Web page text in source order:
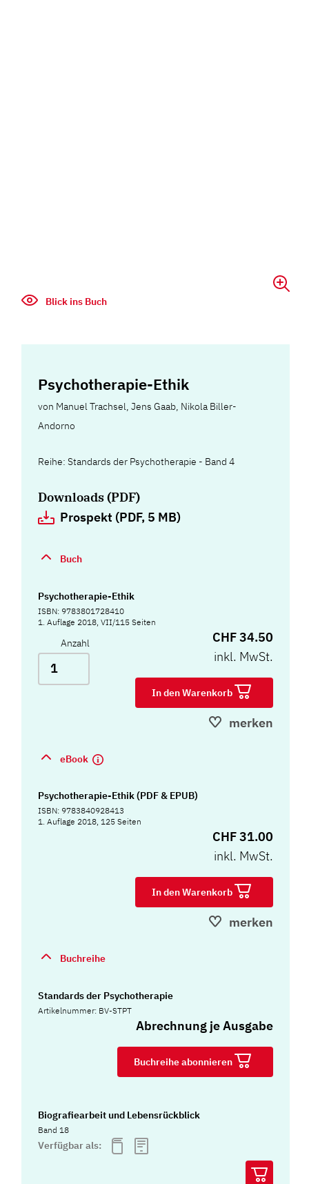
Blick ins Buch
Psychotherapie-Ethik
von Manuel Trachsel,Jens Gaab, Nikola Biller-
Andorno
Reihe: Standards der Psychotherapie - Band 4
Downloads (PDF)
Prospekt (PDF, 5 MB)
Buch
Psychotherapie-Ethik
ISBN: 9783801728410
1. Auflage 2018, VII/115 Seiten
Anzahl
CHF 34.50
inkl. MwSt.
In den Warenkorb
merken
eBook
Psychotherapie-Ethik (PDF & EPUB)
ISBN: 9783840928413
1. Auflage 2018, 125 Seiten
CHF 31.00
inkl. MwSt.
In den Warenkorb
merken
Buchreihe
Standards der Psychotherapie
Artikelnummer: BV-STPT
Abrechnung je Ausgabe
Buchreihe abonnieren
Biografiearbeit und Lebensrückblick
Band 18
Verfügbar als: